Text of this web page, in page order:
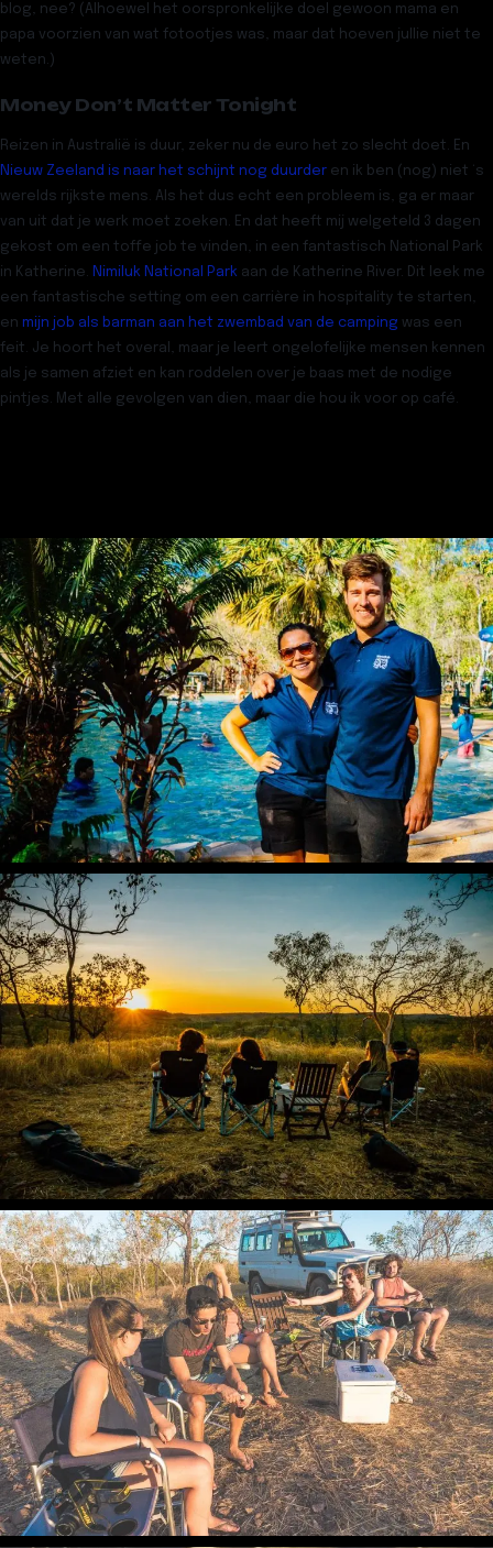
blog, nee? (Alhoewel het oorspronkelijke doel gewoon mama en
papa voorzien van wat fotootjes was, maar dat hoeven jullie niet te
weten.)
Money Don’t Matter Tonight
Reizen in Australië is duur, zeker nu de euro het zo slecht doet. En
Nieuw Zeeland is naar het schijnt nog duurder en ik ben (nog) niet ‘s
werelds rijkste mens. Als het dus echt een probleem is, ga er maar
van uit dat je werk moet zoeken. En dat heeft mij welgeteld 3 dagen
gekost om een toffe job te vinden, in een fantastisch National Park
in Katherine.
Nimiluk National Park aan de Katherine River. Dit leek me
een fantastische setting om een carrière in hospitality te starten,
en mijn job als barman aan het zwembad van de camping was een
feit. Je hoort het overal, maar je leert ongelofelijke mensen kennen
als je samen afziet en kan roddelen over je baas met de nodige
pintjes. Met alle gevolgen van dien, maar die hou ik voor op café.